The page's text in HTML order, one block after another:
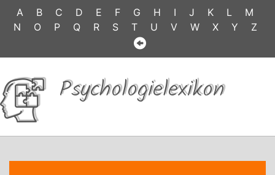
A B C D E F G H I J K L
M
N
O P Q R S T U V W X Y Z
Psychologielexikon